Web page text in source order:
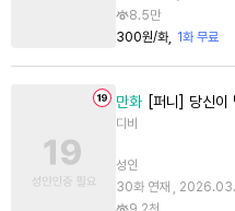
8.5만
300원/화
1화 무료
만화 [퍼니] 당신이
디비
성인
30화 연재 ,